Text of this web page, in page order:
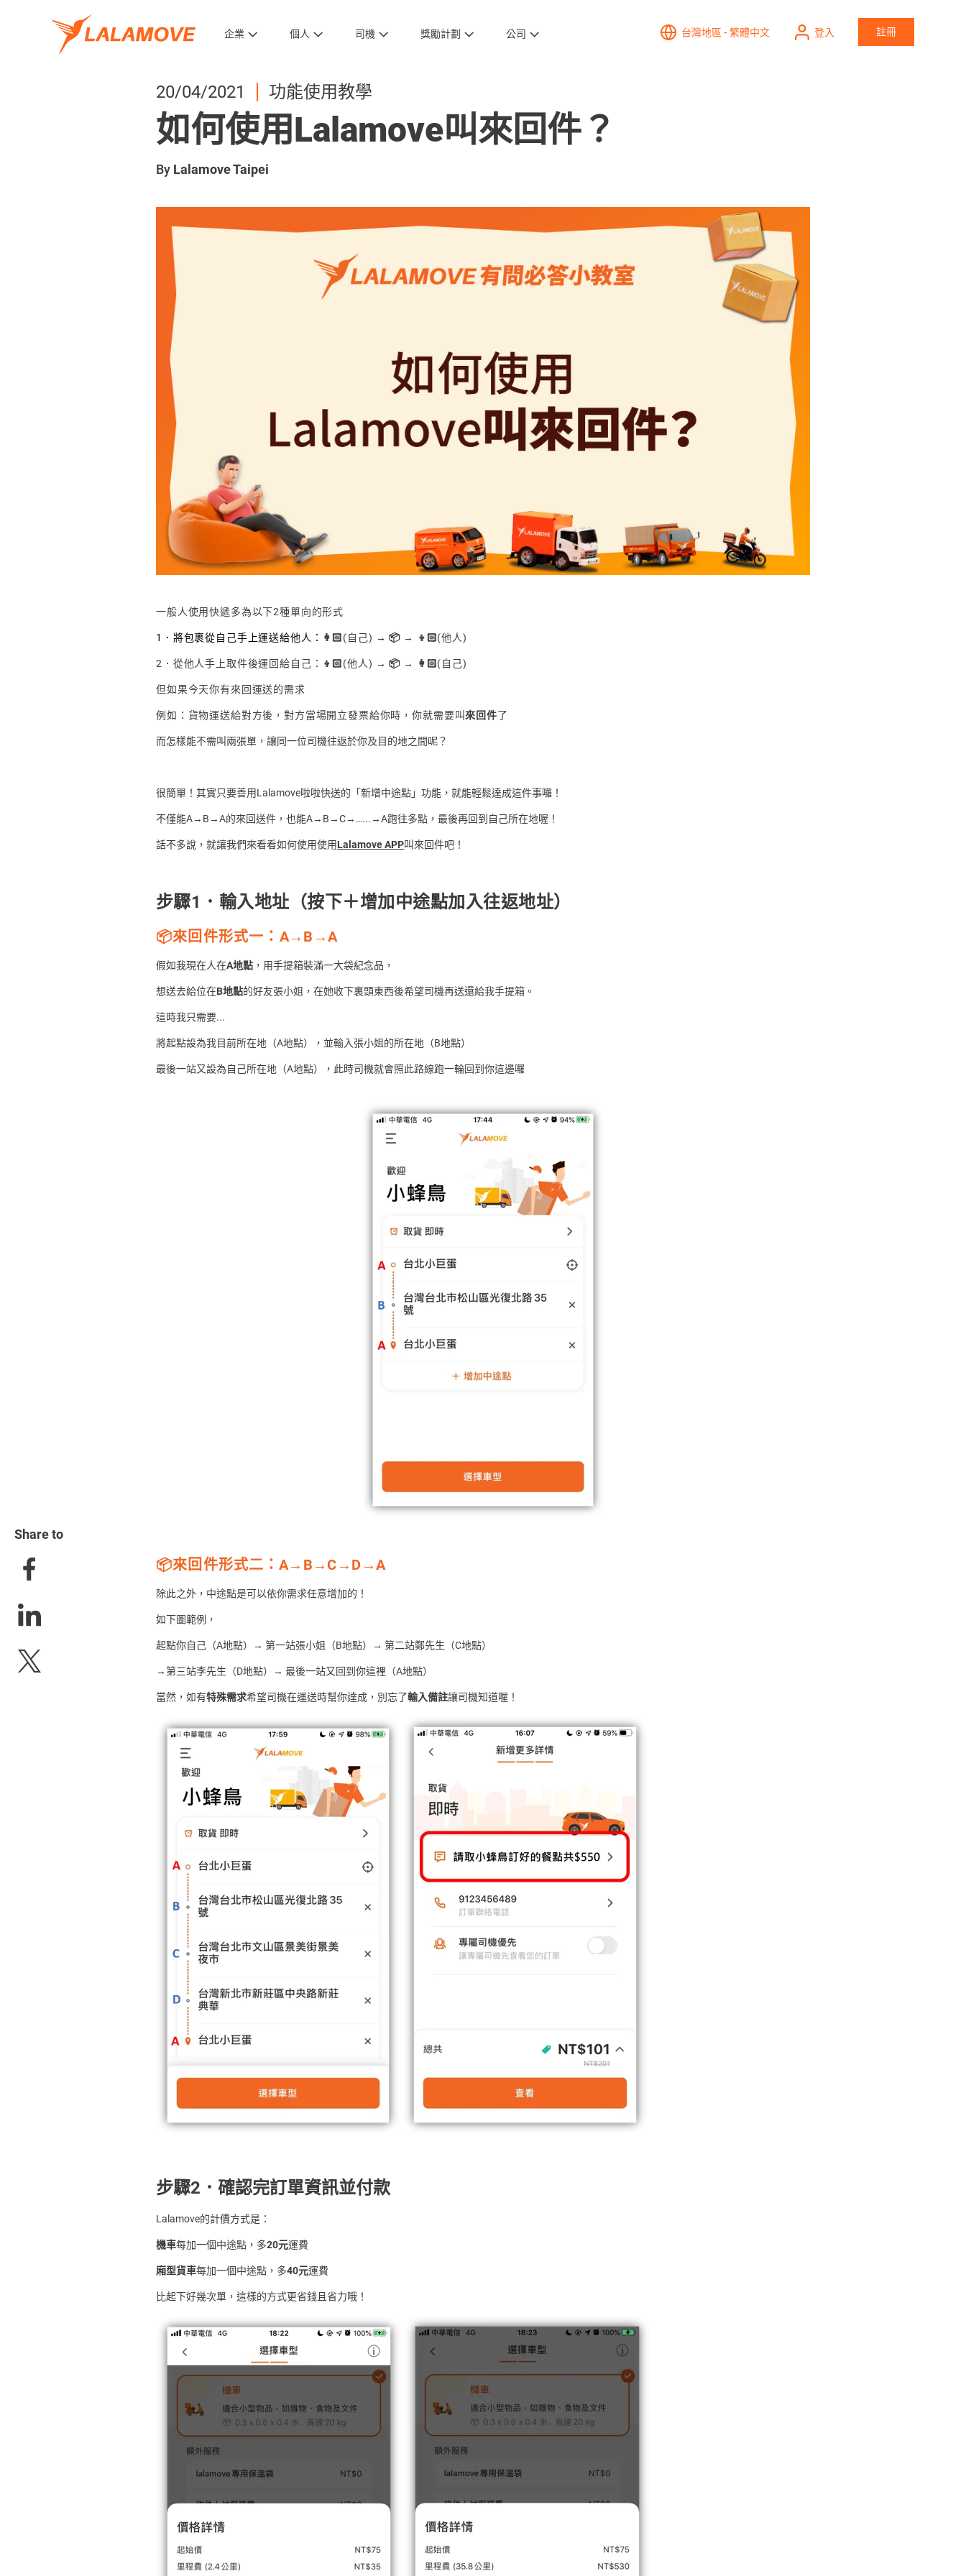
企業 個人 司機 獎勵計劃 公司 台灣地區 - 繁體中文 登入 註冊
20/04/2021 功能使用教學
如何使用Lalamove叫來回件？
By Lalamove Taipei
一般人使用快遞多為以下2種單向的形式
1．將包裹從自己手上運送給他人： 👩🏻(自己) → 📦 → 👦🏻(他人)
2．從他人手上取件後運回給自己： 👦🏻(他人) → 📦 → 👩🏻(自己)
但如果今天你有來回運送的需求
例如： 貨物運送給對方後，對方當場開立發票給你時，你就需要叫來回件了
而怎樣能不需叫兩張單，讓同一位司機往返於你及目的地之間呢？
很簡單！其實只要善用Lalamove啦啦快送的「新增中途點」功能，就能輕鬆達成這件事囉！
不僅能A→B→A的來回送件，也能A→B→C→…...→A跑往多點，最後再回到自己所在地喔！
話不多說，就讓我們來看看如何使用使用Lalamove APP叫來回件吧！
步驟1．輸入地址（按下＋增加中途點加入往返地址）
📦來回件形式一： A→B→A
假如我現在人在A地點 ，用手提箱裝滿一大袋紀念品，
想送去給位在B地點的好友張小姐，在她收下裏頭東西後希望司機再送還給我手提箱。
這時我只需要...
將起點設為我目前所在地（A地點），並輸入張小姐的所在地（B地點）
最後一站又設為自己所在地（A地點），此時司機就會照此路線跑一輪回到你這邊囉
📦來回件形式二 ：A→B→C→D→A
除此之外，中途點是可以依你需求任意增加的！
如下圖範例，
起點你自己（A地點）→ 第一站張小姐（B地點）→ 第二站鄭先生（C地點）
→第三站李先生（D地點）→ 最後一站又回到你這裡（A地點）
當然，如有特殊需求希望司機在運送時幫你達成，別忘了輸入備註讓司機知道喔！
步驟2．確認完訂單資訊並付款
Lalamove的計價方式是：
機車每加一個中途點，多20元運費
廂型貨車每加一個中途點，多40元運費
比起下好幾次單，這樣的方式更省錢且省力哦！
Share to